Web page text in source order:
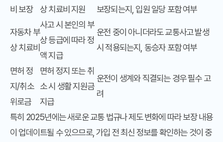
비 보장
상 치료비 지원
보장되는지, 입원 일당 포함 여부
자동차 부
상 치료비
사고 시 본인의 부
상 등급에 따라 정
액 지급
운전 중이 아니더라도 교통사고 발생
시 적용되는지, 동승자 포함 여부
면허 정
지/취소
위로금
면허 정지 또는 취
소 시 생활 지원금
지급
운전이 생계와 직결되는 경우 필수 고
려
특히 2025년에는 새로운 교통 법규나 제도 변화에 따라 보장 내용
이 업데이트될 수 있으므로, 가입 전 최신 정보를 확인하는 것이 중